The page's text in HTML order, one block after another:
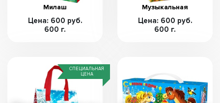
Милаш
Цена: 600 руб.
600 г.
Музыкальная
Цена: 600 руб.
600 г.
СПЕЦИАЛЬНАЯ
ЦЕНА